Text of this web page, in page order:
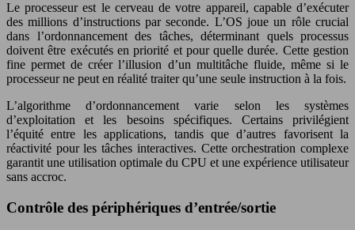
Le processeur est le cerveau de votre appareil, capable d’exécuter
des millions d’instructions par seconde. L’OS joue un rôle crucial
dans l’ordonnancement des tâches, déterminant quels processus
doivent être exécutés en priorité et pour quelle durée. Cette gestion
fine permet de créer l’illusion d’un multitâche fluide, même si le
processeur ne peut en réalité traiter qu’une seule instruction à la fois.
L’algorithme d’ordonnancement varie selon les systèmes
d’exploitation et les besoins spécifiques. Certains privilégient
l’équité entre les applications, tandis que d’autres favorisent la
réactivité pour les tâches interactives. Cette orchestration complexe
garantit une utilisation optimale du CPU et une expérience utilisateur
sans accroc.
Contrôle des périphériques d’entrée/sortie